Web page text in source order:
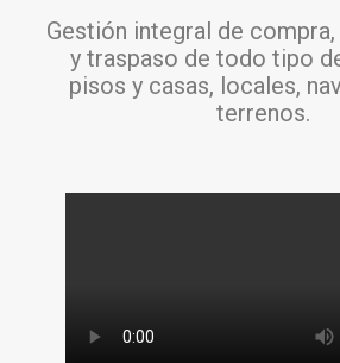
Gestión integral de
y traspaso de todo tipo
pisos y casas, locales,
terrenos.